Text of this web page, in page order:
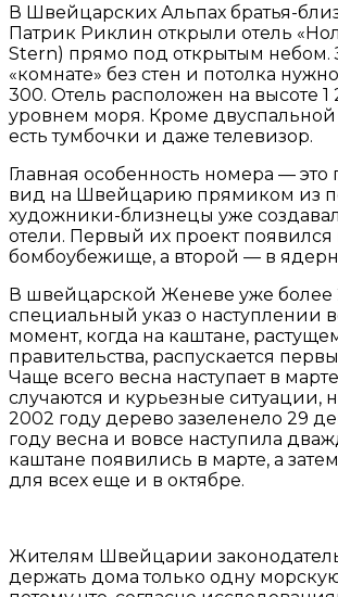
В Швейцарских Альпах братья-
Патрик Риклин открыли отель
Stern) прямо под открытым небом.
«комнате» без стен и потолка
300. Отель расположен на высоте
уровнем моря. Кроме двуспальной
есть тумбочки и даже телевизор.
Главная особенность номера —
вид на Швейцарию прямиком из
художники-близнецы уже
отели. Первый их проект появился
бомбоубежище, а второй — в
В швейцарской Женеве уже более
специальный указ о наступлении
момент, когда на каштане,
правительства, распускается
Чаще всего весна наступает в
случаются и курьезные ситуации,
2002 году дерево зазеленело 29
году весна и вовсе наступила
каштане появились в марте, а
для всех еще и в октябре.
Жителям Швейцарии
держать дома только одну